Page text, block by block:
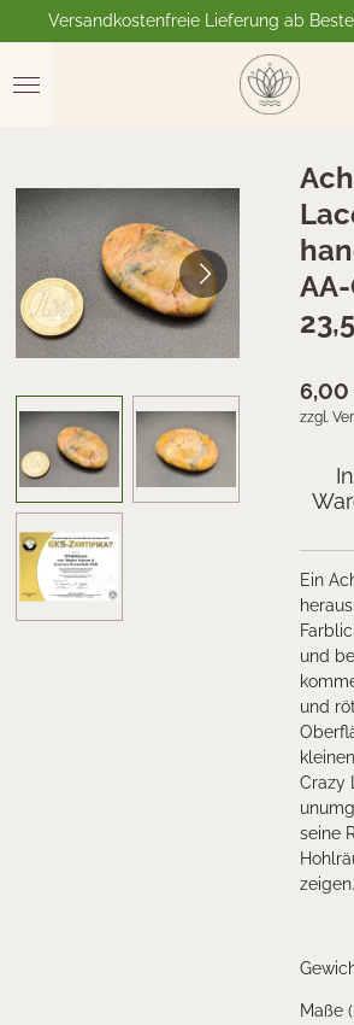
Hauptinhalt
springen
Versandkostenfreie Lieferung ab
6,00
zzgl.
Ein
und
und
Crazy
seine
zeigen.
Maße